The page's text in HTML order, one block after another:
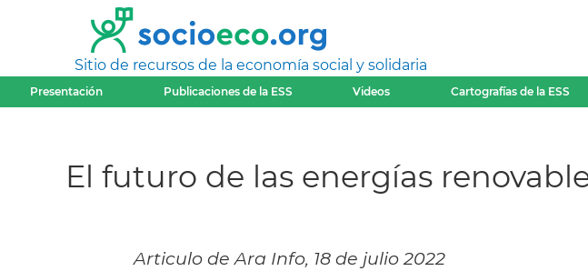
Sitio de recursos de la economía social y solidaria
Presentación Publicaciones de la ESS Videos Cartografías de la ESS
El futuro de las energías
Articulo de Ara Info, 18 de julio 2022